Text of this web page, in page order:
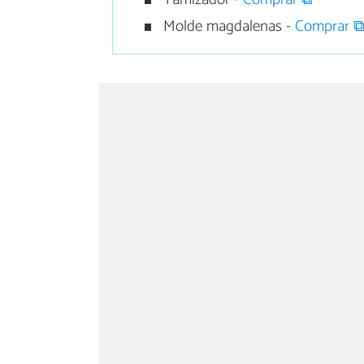
Molde magdalenas -Comprar ⧉